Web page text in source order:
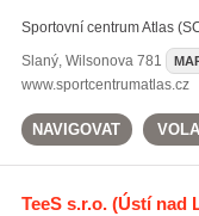
Sportovní centrum Atlas
Slaný, Wilsonova 781
www.sportcentrumatlas.cz
NAVIGOVAT
TeeS s.r.o.(Ústí nad